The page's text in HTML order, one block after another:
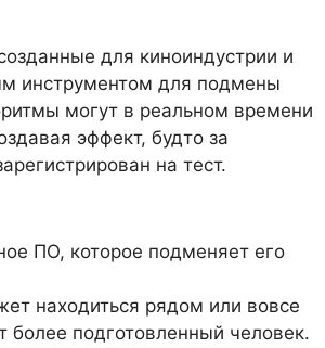
для киноиндустрии и
инструментом для подмены
могут в реальном времени
эффект, будто за
на тест.
ПО, которое подменяет его
находиться рядом или вовсе
более подготовленный человек.